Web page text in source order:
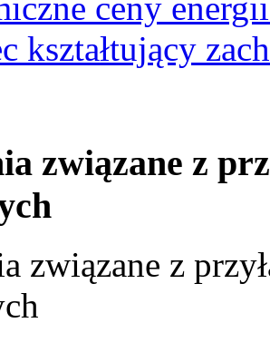
kształtujący
związane z
związane z